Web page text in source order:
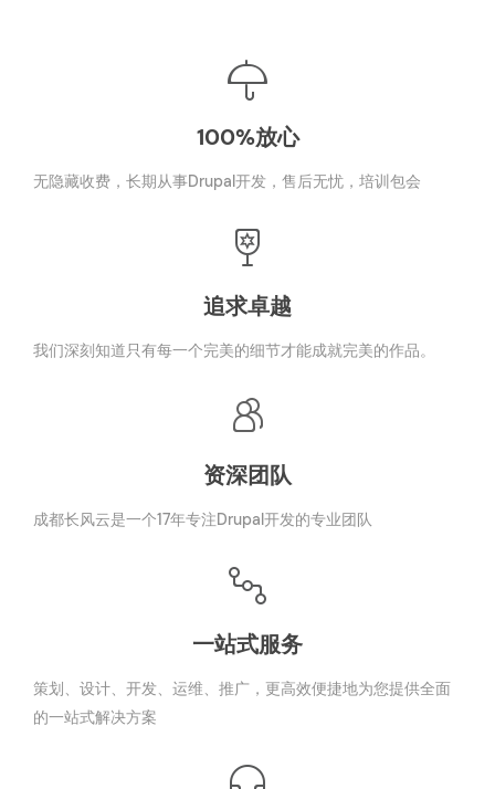
100%放心
无隐藏收费，长期从事Drupal开发，售后无忧，培训包会
追求卓越
我们深刻知道只有每一个完美的细节才能成就完美的作品。
资深团队
成都长风云是一个17年专注Drupal开发的专业团队
一站式服务
策划、设计、开发、运维、推广，更高效便捷地为您提供全面
的一站式解决方案